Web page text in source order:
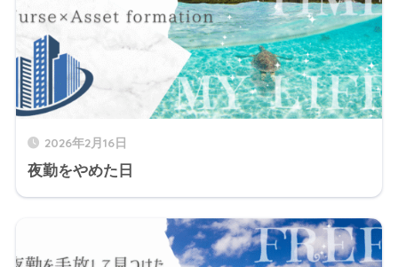
2026年2月16日
夜勤をやめた日